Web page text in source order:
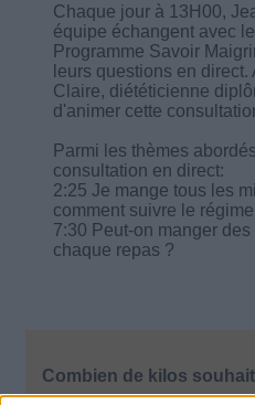
Chaque jour à 13H00,
équipe échangent avec
Programme Savoir
leurs questions en
Claire, diététicienne
d'animer cette
Parmi les thèmes
consultation en direct:
2:25 Je mange tous les
comment suivre le
7:30 Peut-on manger
chaque repas ?
Combien de kilos